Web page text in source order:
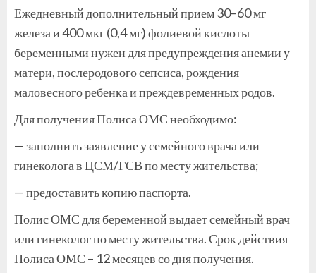
Ежедневный дополнительный прием 30–60 мг
железа и 400 мкг (0,4 мг) фолиевой кислоты
беременными нужен для предупреждения анемии у
матери, послеродового сепсиса, рождения
маловесного ребенка и преждевременных родов.
Для получения Полиса ОМС необходимо:
— заполнить заявление у семейного врача или
гинеколога в ЦСМ/ГСВ по месту жительства;
— предоставить копию паспорта.
Полис ОМС для беременной выдает семейный врач
или гинеколог по месту жительства. Срок действия
Полиса ОМС – 12 месяцев со дня получения.